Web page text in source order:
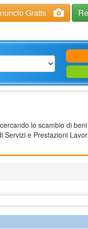
Gratis
lo scambio di
Servizi e Prestazioni